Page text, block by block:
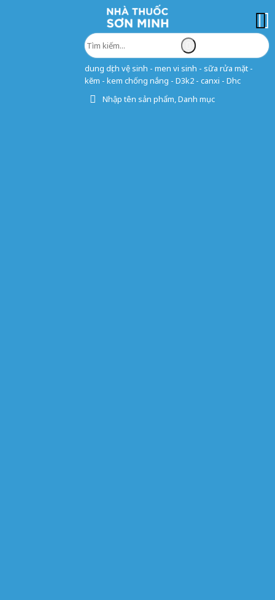
dung dịch vệ sinh - men vi sinh - sữa rửa mặt -
kẽm - kem chống nắng - D3k2 - canxi - Dhc
Nhập tên sản phẩm, Danh mục